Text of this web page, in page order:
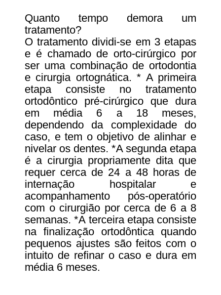
Quanto tempo demora um
tratamento?
O tratamento dividi-se em 3 etapas
e é chamado de orto-cirúrgico por
ser uma combinação de ortodontia
e cirurgia ortognática. * A primeira
etapa consiste no tratamento
ortodôntico pré-cirúrgico que dura
em média 6 a 18 meses,
dependendo da complexidade do
caso, e tem o objetivo de alinhar e
nivelar os dentes. *A segunda etapa
é a cirurgia propriamente dita que
requer cerca de 24 a 48 horas de
internação hospitalar e
acompanhamento pós-operatório
com o cirurgião por cerca de 6 a 8
semanas. *A terceira etapa consiste
na finalização ortodôntica quando
pequenos ajustes são feitos com o
intuito de refinar o caso e dura em
média 6 meses.